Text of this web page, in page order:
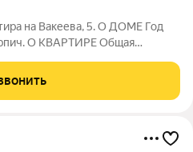
5. О ДОМЕ Год
Санузел совмещенный.